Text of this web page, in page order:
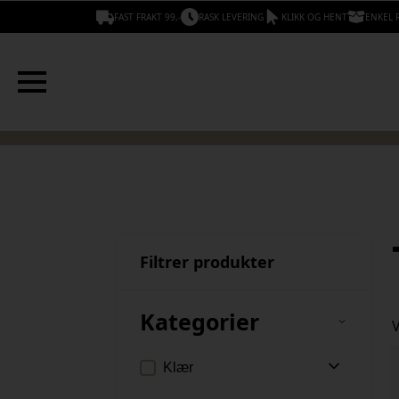
FAST FRAKT 99,- RASK LEVERING KLIKK OG HENT ENKEL
Filtrer produkter
Kategorier
Klær